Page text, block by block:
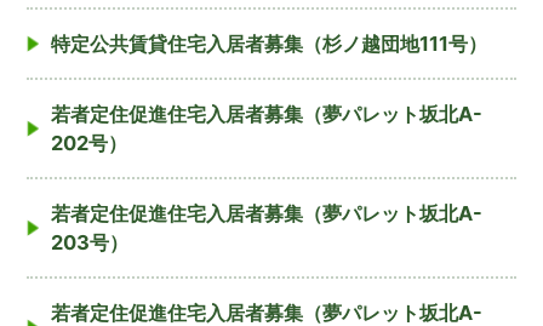
特定公共賃貸住宅入居者募集（杉ノ越団地111号）
若者定住促進住宅入居者募集（夢パレット坂北A-
202号）
若者定住促進住宅入居者募集（夢パレット坂北A-
203号）
若者定住促進住宅入居者募集（夢パレット坂北A-